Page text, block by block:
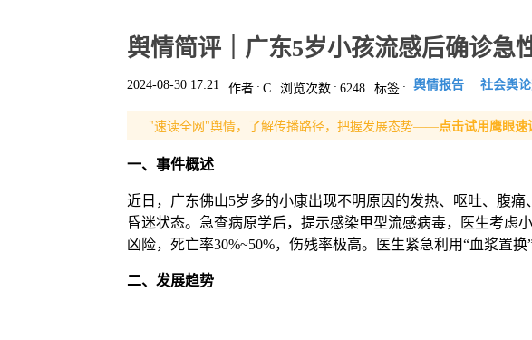
舆情简评｜广东5岁小孩流感后确诊急
2024-08-30 17:21 作者 : C 浏览次数 : 6248 标签 : 社会舆
舆情报告
"速读全网"舆情，了解传播路径，把握发展态势——点击试用鹰眼速
一、 事件概述
近日，广东佛山5岁多的小康出现不明原因的发热、呕吐、腹
昏迷状态。急查病原学后，提示感染甲型流感病毒，医生考虑
凶险，死亡率30%~50%，伤残率极高。医生紧急利用“血浆置
二、 发展趋势